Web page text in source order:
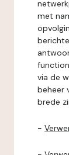
met
via de
beheer
brede
-